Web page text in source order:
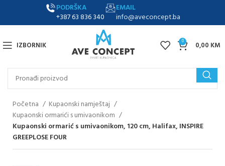
PODRŠKA
+387 63 836 340
EMAIL
info@aveconcept.ba
IZBORNIK 0 0,00 KM
Početna
Kupaonski namještaj
Kupaonski ormarići s umivaonikom
Kupaonski ormarić s umivaonikom, 120 cm, Halifax, INSPIRE
GREEPLOSE FOUR